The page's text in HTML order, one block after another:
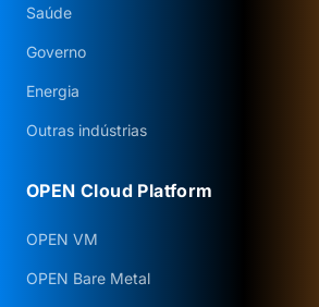
Saúde
Governo
Energia
Outras indústrias
OPEN Cloud Platform
OPEN VM
OPEN Bare Metal